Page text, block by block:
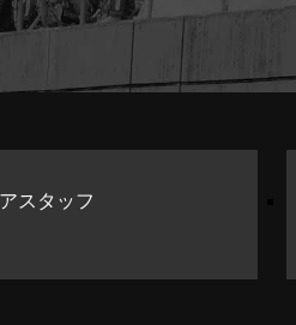
スタッフ